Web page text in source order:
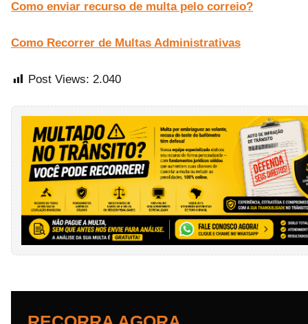
Como enviar recurso de multa pelo correio?
Como Recorrer de Multas Administrativas
Post Views: 2.040